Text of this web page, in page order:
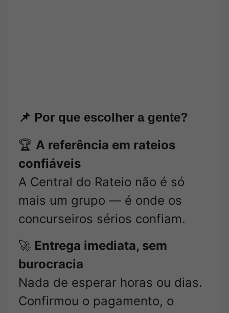
📌 Por que escolher a gente?
🏆 A referência em rateios
confiáveis
A Central do Rateio não é só
mais um grupo — é onde os
concurseiros sérios confiam.
🚀 Entrega imediata, sem
burocracia
Nada de esperar horas ou dias.
Confirmou o pagamento, o